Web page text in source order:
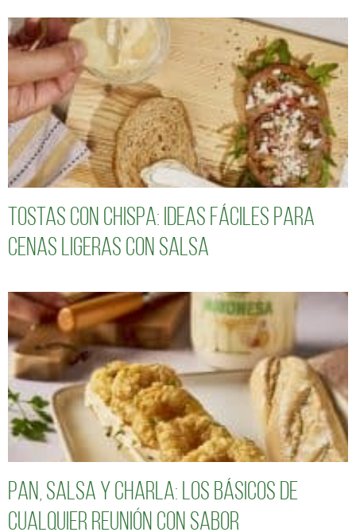
Tostas con chispa: ideas fáciles para
cenas ligeras con salsa
Pan, salsa y charla: los básicos de
cualquier reunión con sabor